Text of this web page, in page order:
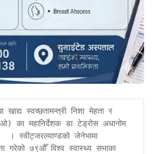
स्वच्छतामन्त्री निशा मेहता र
का महानिर्देशक डा टेड्रोस अधानोम
। स्वीट्जरल्याण्डको जेनेभामा
गरेको ७९औँ विश्व स्वास्थ्य सभाका